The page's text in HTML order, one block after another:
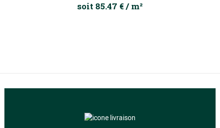
soit 85.47 € / m²